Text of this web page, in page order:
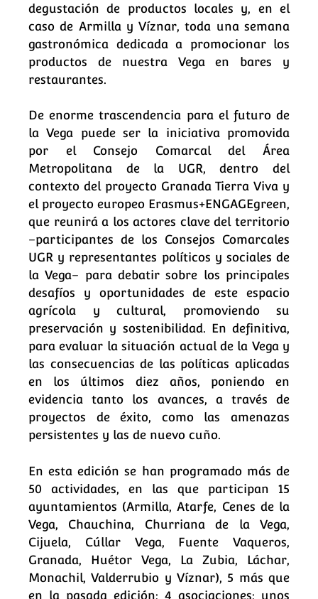
degustación de productos locales y, en el
caso de Armilla y Víznar, toda una semana
gastronómica dedicada a promocionar los
productos de nuestra Vega en bares y
restaurantes.
De enorme trascendencia para el futuro de
la Vega puede ser la iniciativa promovida
por el Consejo Comarcal del Área
Metropolitana de la UGR, dentro del
contexto del proyecto Granada Tierra Viva y
el proyecto europeo Erasmus+ENGAGEgreen,
que reunirá a los actores clave del territorio
–participantes de los Consejos Comarcales
UGR y representantes políticos y sociales de
la Vega– para debatir sobre los principales
desafíos y oportunidades de este espacio
agrícola y cultural, promoviendo su
preservación y sostenibilidad. En definitiva,
para evaluar la situación actual de la Vega y
las consecuencias de las políticas aplicadas
en los últimos diez años, poniendo en
evidencia tanto los avances, a través de
proyectos de éxito, como las amenazas
persistentes y las de nuevo cuño.
En esta edición se han programado más de
50 actividades, en las que participan 15
ayuntamientos (Armilla, Atarfe, Cenes de la
Vega, Chauchina, Churriana de la Vega,
Cijuela, Cúllar Vega, Fuente Vaqueros,
Granada, Huétor Vega, La Zubia, Láchar,
Monachil, Valderrubio y Víznar), 5 más que
en la pasada edición; 4 asociaciones; unos